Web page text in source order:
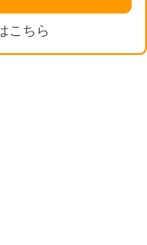
こちら